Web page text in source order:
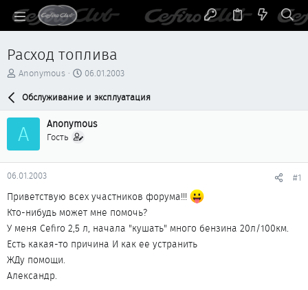
Расход топлива
А
р
т
м
ы
Anonymous
Д
т
н
а
06.01.2003
Обслуживание и эксплуатация
A Anonymous
Гость
06.01.2003 #1
Приветствую всех участников форума!!!
Кто-нибудь может мне помочь?
У меня Cefiro 2,5 л, начала "кушать" много бензина 20л/100км.
Есть какая-то причина И как ее устранить
ЖДу помощи.
Александр.